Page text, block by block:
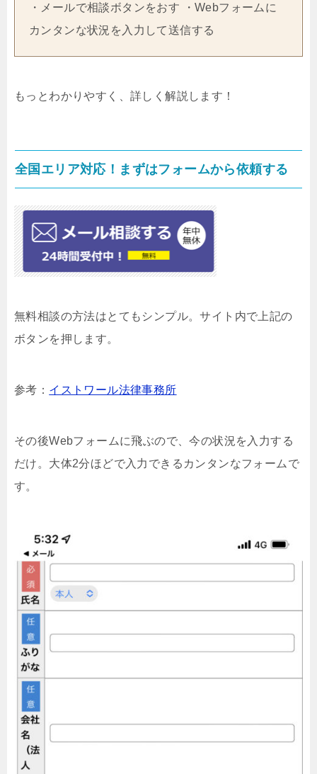
・メールで相談ボタンをおす ・Webフォームに
カンタンな状況を入力して送信する
もっとわかりやすく、詳しく解説します！
全国エリア対応！まずはフォームから依頼する
無料相談の方法はとてもシンプル。サイト内で上記の
ボタンを押します。
参考： イストワール法律事務所
その後Webフォームに飛ぶので、今の状況を入力する
だけ。大体2分ほどで入力できるカンタンなフォームで
す。